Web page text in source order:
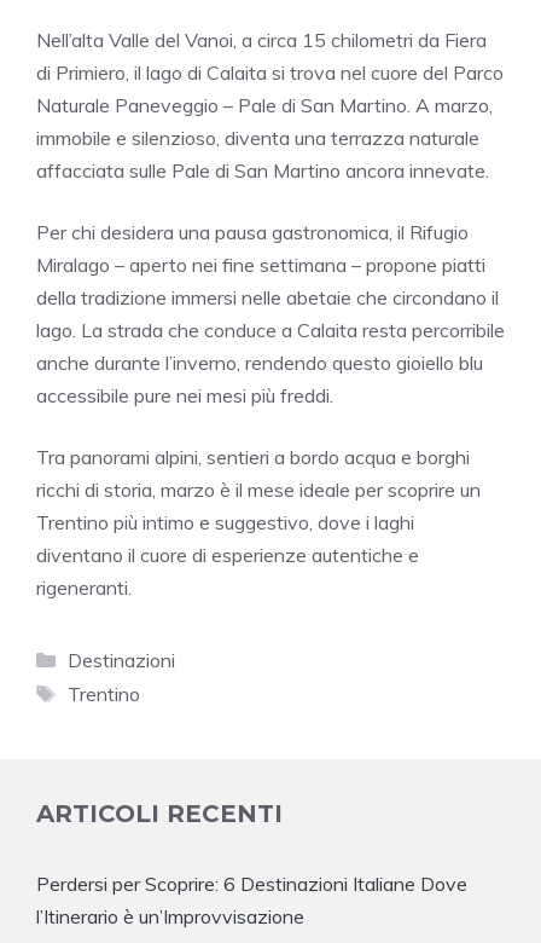
Nell’alta Valle del Vanoi, a circa 15 chilometri da Fiera
di Primiero, il lago di Calaita si trova nel cuore del Parco
Naturale Paneveggio – Pale di San Martino . A marzo,
immobile e silenzioso, diventa una terrazza naturale
affacciata sulle Pale di San Martino ancora innevate.
Per chi desidera una pausa gastronomica, il Rifugio
Miralago – aperto nei fine settimana – propone piatti
della tradizione immersi nelle abetaie che circondano il
lago. La strada che conduce a Calaita resta percorribile
anche durante l’inverno, rendendo questo gioiello blu
accessibile pure nei mesi più freddi.
Tra panorami alpini, sentieri a bordo acqua e borghi
ricchi di storia, marzo è il mese ideale per scoprire un
Trentino più intimo e suggestivo, dove i laghi
diventano il cuore di esperienze autentiche e
rigeneranti.
Categorie
Destinazioni
Tag
Trentino
ARTICOLI RECENTI
Perdersi per Scoprire: 6 Destinazioni Italiane Dove
l’Itinerario è un’Improvvisazione